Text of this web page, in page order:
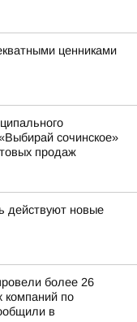
ценниками
сочинское»
продаж
действуют новые
более 26
компаний по
в